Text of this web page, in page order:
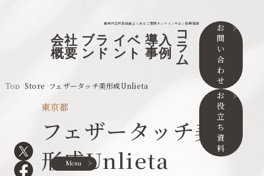
事業内容取扱店舗よくあるご質問オンラインサロン採用情報
会社
概要
ブラ
ンド
イベ
ント
導入
事例
コ
ラ
ム
お
問
い
合
わ
せ
お
役
立
ち
資
料
Menu
Top Store フェザータッチ美形成Unlieta
東京都
フェザータッチ美
形成Unlieta